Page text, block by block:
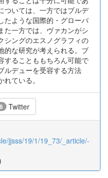
ついては、一方ではブルデ
たような国際的・グローバ
た一方では、ヴァカンがシ
シングのエスノグラフィの
的な研究が考えられる。ブ
することももちろん可能で
ルデューを受容する方法
ている。
Twitter
jjsss/19/1/19_73/_article/-